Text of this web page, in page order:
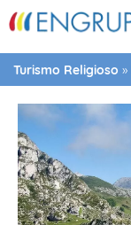
Turismo Religioso »